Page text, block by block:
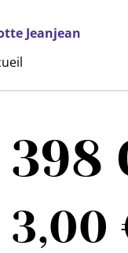
Jeanjean
398
3,00